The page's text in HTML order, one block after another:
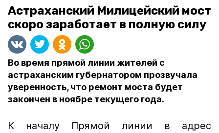
Астраханский Милицейский мост
скоро заработает в полную силу
Во время прямой линии жителей с
астраханским губернатором прозвучала
уверенность, что ремонт моста будет
закончен в ноябре текущего года.
К началу Прямой линии в адрес